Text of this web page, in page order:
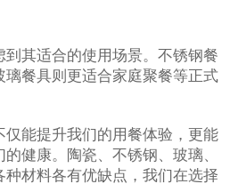
其适合的使用场景。不锈钢餐
餐具则更适合家庭聚餐等正式
能提升我们的用餐体验，更能
健康。陶瓷、不锈钢、玻璃、
材料各有优缺点，我们在选择